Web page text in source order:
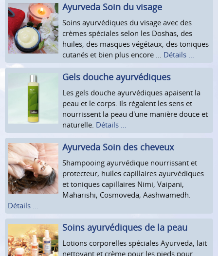
Ayurveda Soin du visage
Soins ayurvédiques du visage avec des
crèmes spéciales selon les Doshas, des
huiles, des masques végétaux, des toniques
cutanés et bien plus encore ... Détails ...
Gels douche ayurvédiques
Les gels douche ayurvédiques apaisent la
peau et le corps. Ils régalent les sens et
nourrissent la peau d'une manière douce et
naturelle. Détails ...
Ayurveda Soin des cheveux
Shampooing ayurvédique nourrissant et
protecteur, huiles capillaires ayurvédiques
et toniques capillaires Nimi, Vaipani,
Maharishi, Cosmoveda, Aashwamedh.
Détails ...
Soins ayurvédiques de la peau
Lotions corporelles spéciales Ayurveda, lait
nettoyant et crème pour les pieds pour